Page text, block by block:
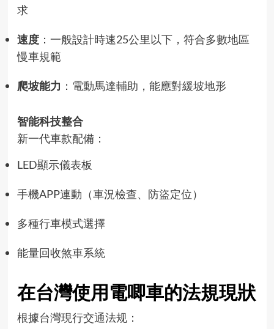
求
速度：一般設計時速25公里以下，符合多數地區
慢車規範
爬坡能力 ：電動馬達輔助，能應對緩坡地形
智能科技整合
新一代車款配備：
LED顯示儀表板
手機APP連動（車況檢查、防盜定位）
多種行車模式選擇
能量回收煞車系統
在台灣使用電唧車的法規現狀
根據台灣現行交通法规：